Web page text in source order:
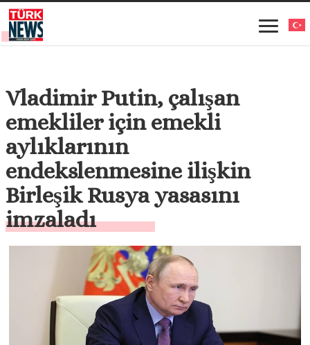
Vladimir Putin, çalışan
emekliler için emekli
aylıklarının
endekslenmesine ilişkin
Birleşik Rusya yasasını
imzaladı